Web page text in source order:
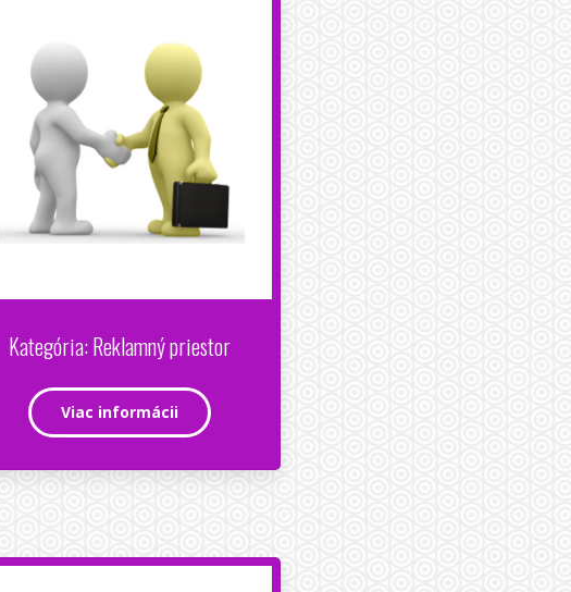
Kategória: Reklamný priestor
Viac informácii